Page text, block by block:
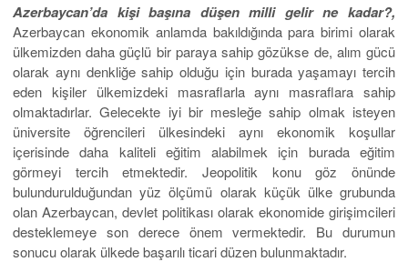
Azerbaycan’da kişi başına düşen milli gelir ne kadar?,
Azerbaycan ekonomik anlamda bakıldığında para birimi olarak
ülkemizden daha güçlü bir paraya sahip gözükse de, alım gücü
olarak aynı denkliğe sahip olduğu için burada yaşamayı tercih
eden kişiler ülkemizdeki masraflarla aynı masraflara sahip
olmaktadırlar. Gelecekte iyi bir mesleğe sahip olmak isteyen
üniversite öğrencileri ülkesindeki aynı ekonomik koşullar
içerisinde daha kaliteli eğitim alabilmek için burada eğitim
görmeyi tercih etmektedir. Jeopolitik konu göz önünde
bulundurulduğundan yüz ölçümü olarak küçük ülke grubunda
olan Azerbaycan, devlet politikası olarak ekonomide girişimcileri
desteklemeye son derece önem vermektedir. Bu durumun
sonucu olarak ülkede başarılı ticari düzen bulunmaktadır.